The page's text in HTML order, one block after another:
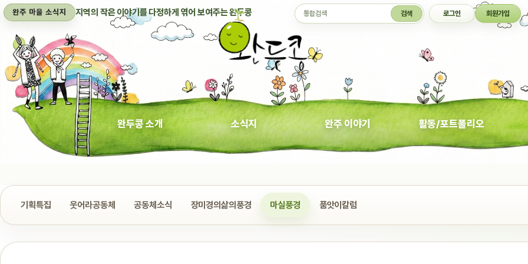
완주 마을 소식지 지역의 작은 이야기를 다정하게 엮어 보여주는 완두콩 통합검색 검색 로그인 회원가입
완두콩 소개 소식지 완주 이야기 활동/포트폴리오
기획특집 웃어라공동체 공동체소식 장미경의삶의풍경 마실풍경 품앗이칼럼